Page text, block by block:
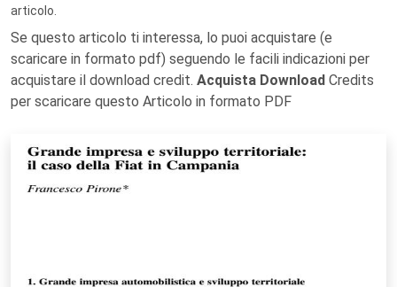
articolo.
Se questo articolo ti interessa, lo puoi acquistare (e
scaricare in formato pdf) seguendo le facili indicazioni per
acquistare il download credit. Acquista Download Credits
per scaricare questo Articolo in formato PDF